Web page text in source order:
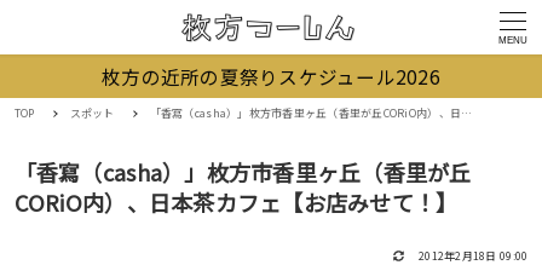
MENU
枚方の近所の夏祭りスケジュール2026
TOP スポット 「香寫（casha）」枚方市香里ヶ丘（香里が丘CORiO内）、日本茶カフェ【お店みせて！】
「香寫（casha）」枚方市香里ヶ丘（香里が丘
CORiO内）、日本茶カフェ【お店みせて！】
2012年2月18日 09:00